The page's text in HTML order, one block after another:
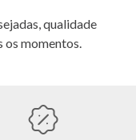
qualidade
os momentos.